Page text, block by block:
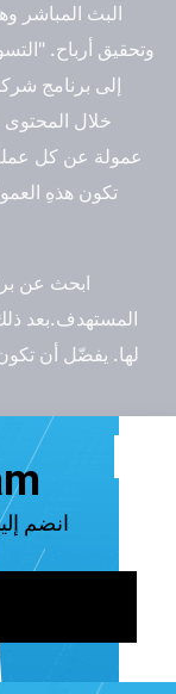
البث المباشر
وتحقيق أرباح.
إلى برنامج
خلال
عمولة عن كل
تكون هذهِ
ابحث عن
المستهدف.بعد
لها. يفضّل أن
ثم، قم بتطوير طرق
محتواك. يمكنك
اكتشاف
يُمكنك الاطلاع
كيف